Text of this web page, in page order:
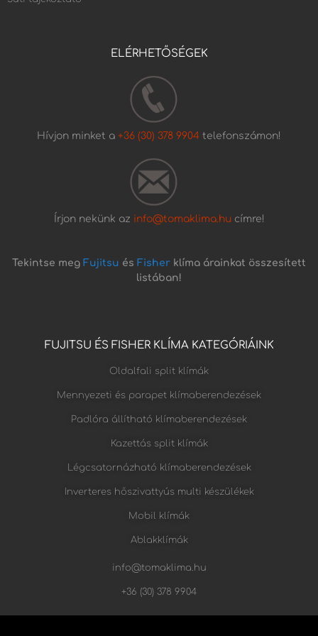
ELÉRHETŐSÉGEK
Hívjon minket a +36 (30) 378 9904 telefonszámon!
Írjon nekünk az info@tomaklima.hucímre!
Tekintse meg Fujitsu és Fisher klíma árainkat összesített
listában!
FUJITSU ÉS FISHER KLÍMA KATEGÓRIÁINK
Oldalfali split klímák
Mennyezeti és parapet klímaberendezések
Padlóra állítható klímaberendezések
Kazettás split klímák
Légcsatornázható klímaberendezések
Inverteres hőszivattyús multi készülékek
Mobil klímák
Ablakklímák
info@tomaklima.hu
+36 (30) 378 9904